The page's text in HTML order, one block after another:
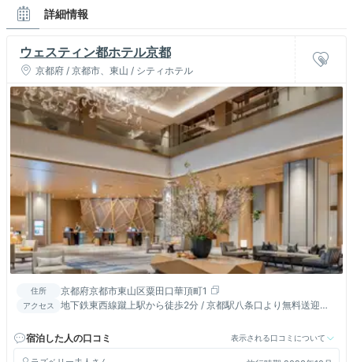
詳細情報
ウェスティン都ホテル京都
京都府 / 京都市、東山 / シティホテル
住所 京都府京都市東山区粟田口華頂町1
アクセス
地下鉄東西線蹴上駅から徒歩2分 / 京都駅八条口より無料送迎バ
宿泊した人の口コミ
表示される口コミについて